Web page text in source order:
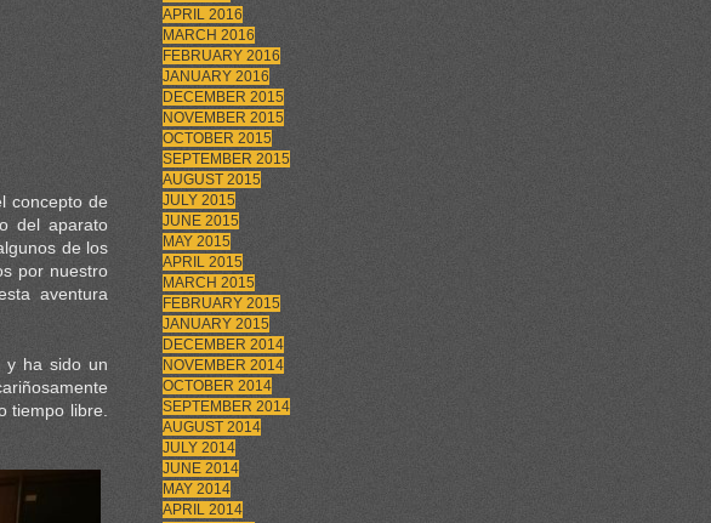
concepto de
del aparato
de los
por nuestro
aventura
y ha sido un
tiempo libre.
APRIL 2016
MARCH 2016
FEBRUARY 2016
JANUARY 2016
DECEMBER 2015
NOVEMBER 2015
OCTOBER 2015
SEPTEMBER 2015
AUGUST 2015
JULY 2015
JUNE 2015
MAY 2015
APRIL 2015
MARCH 2015
FEBRUARY 2015
JANUARY 2015
DECEMBER 2014
NOVEMBER 2014
OCTOBER 2014
SEPTEMBER 2014
AUGUST 2014
JULY 2014
JUNE 2014
MAY 2014
APRIL 2014